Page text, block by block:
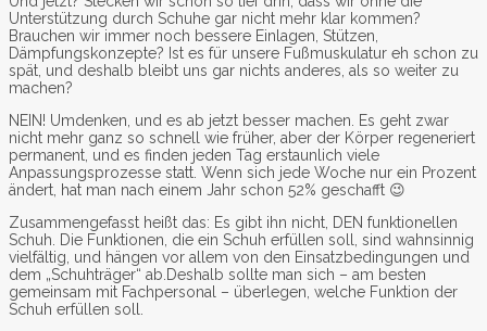
Unterstützung durch Schuhe gar nicht mehr klar kommen?
Brauchen wir immer noch bessere Einlagen, Stützen,
Dämpfungskonzepte? Ist es für unsere Fußmuskulatur eh schon zu
spät, und deshalb bleibt uns gar nichts anderes, als so weiter zu
machen?
NEIN! Umdenken, und es ab jetzt besser machen. Es geht zwar
nicht mehr ganz so schnell wie früher, aber der Körper regeneriert
permanent, und es finden jeden Tag erstaunlich viele
Anpassungsprozesse statt. Wenn sich jede Woche nur ein Prozent
ändert, hat man nach einem Jahr schon 52% geschafft 😉
Zusammengefasst heißt das: Es gibt ihn nicht, DEN funktionellen
Schuh. Die Funktionen, die ein Schuh erfüllen soll, sind wahnsinnig
vielfältig, und hängen vor allem von den Einsatzbedingungen und
dem „Schuhträger“ ab.Deshalb sollte man sich – am besten
gemeinsam mit Fachpersonal – überlegen, welche Funktion der
Schuh erfüllen soll.